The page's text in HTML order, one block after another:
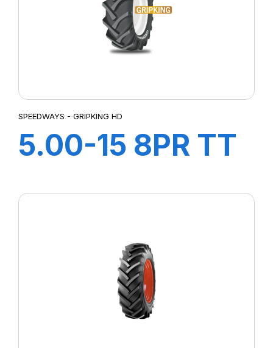
SPEEDWAYS - GRIPKING HD
5.00-15 8PR TT